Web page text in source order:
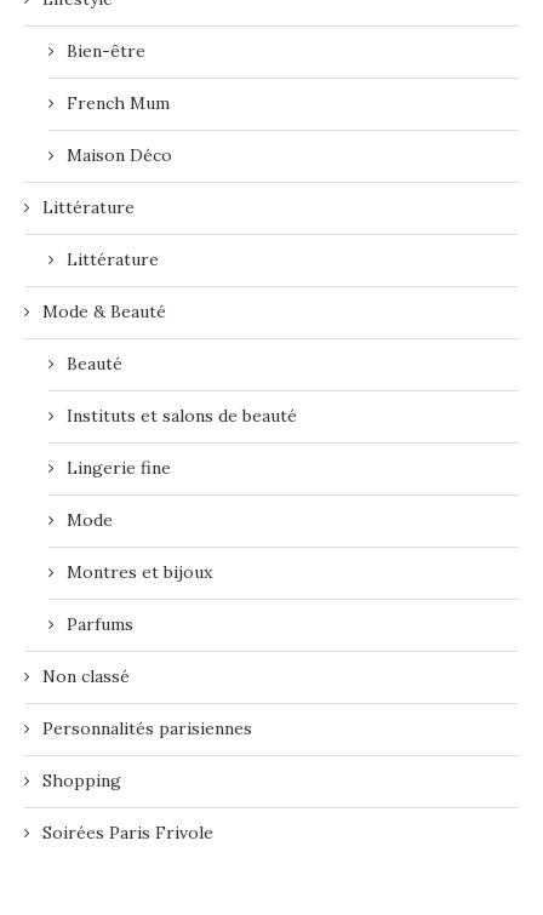
Bien-être
French Mum
Maison Déco
Littérature
Littérature
Mode & Beauté
Beauté
Instituts et salons de beauté
Lingerie fine
Mode
Montres et bijoux
Parfums
Non classé
Personnalités parisiennes
Shopping
Soirées Paris Frivole